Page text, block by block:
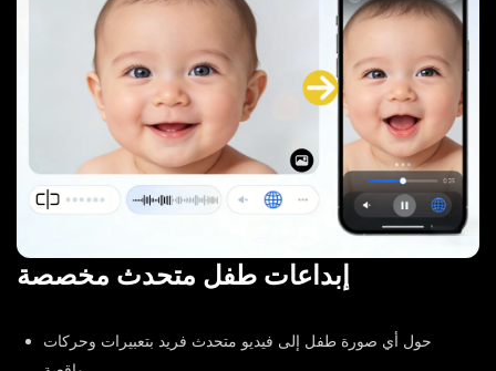
إبداعات طفل متحدث مخصصة
حول أي صورة طفل إلى فيديو متحدث فريد بتعبيرات وحركات